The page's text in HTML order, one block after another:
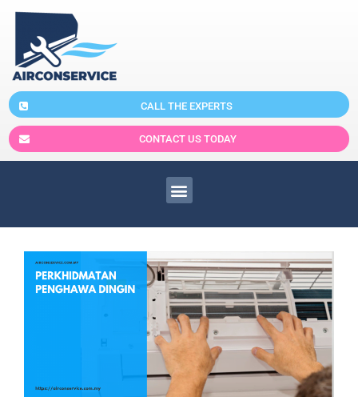
CALL THE EXPERTS
CONTACT US TODAY